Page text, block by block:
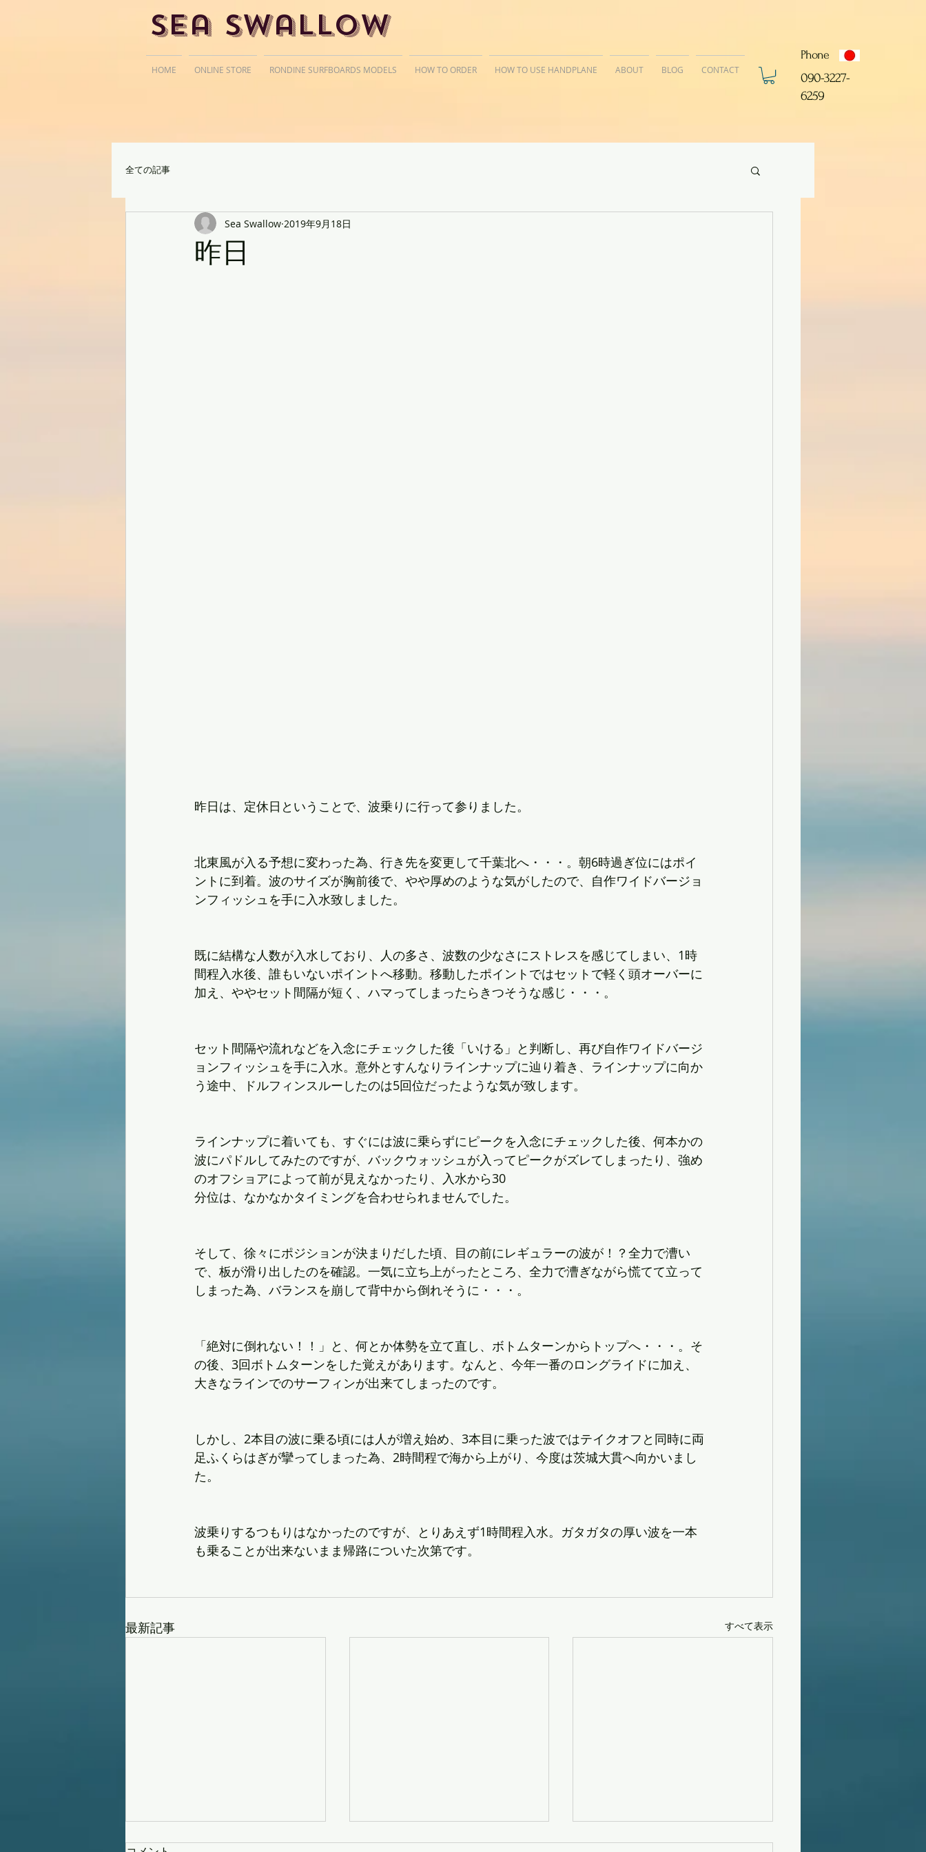
Sea Swallow
​090-3227-
6259
Phone
全ての記事
昨日
Sea Swallow 2019年9月18日
昨日は、定休日ということで、波乗りに行って参りました。
北東風が入る予想に変わった為、行き先を変更して千葉北へ・・・。朝6時過ぎ位にはポイ
ントに到着。波のサイズが胸前後で、やや厚めのような気がしたので、自作ワイドバージョ
ンフィッシュを手に入水致しました。
既に結構な人数が入水しており、人の多さ、波数の少なさにストレスを感じてしまい、1時
間程入水後、誰もいないポイントへ移動。移動したポイントではセットで軽く頭オーバーに
加え、ややセット間隔が短く、ハマってしまったらきつそうな感じ・・・。
セット間隔や流れなどを入念にチェックした後「いける」と判断し、再び自作ワイドバージ
ョンフィッシュを手に入水。意外とすんなりラインナップに辿り着き、ラインナップに向か
う途中、ドルフィンスルーしたのは5回位だったような気が致します。
ラインナップに着いても、すぐには波に乗らずにピークを入念にチェックした後、何本かの
波にパドルしてみたのですが、バックウォッシュが入ってピークがズレてしまったり、強め
のオフショアによって前が見えなかったり、入水から30
分位は、なかなかタイミングを合わせられませんでした。
そして、徐々にポジションが決まりだした頃、目の前にレギュラーの波が！？全力で漕い
で、板が滑り出したのを確認。一気に立ち上がったところ、全力で漕ぎながら慌てて立って
しまった為、バランスを崩して背中から倒れそうに・・・。
「絶対に倒れない！！」と、何とか体勢を立て直し、ボトムターンからトップへ・・・。そ
の後、3回ボトムターンをした覚えがあります。なんと、今年一番のロングライドに加え、
大きなラインでのサーフィンが出来てしまったのです。
しかし、2本目の波に乗る頃には人が増え始め、3本目に乗った波ではテイクオフと同時に両
足ふくらはぎが攣ってしまった為、2時間程で海から上がり、今度は茨城大貫へ向かいまし
た。
波乗りするつもりはなかったのですが、とりあえず1時間程入水。ガタガタの厚い波を一本
も乗ることが出来ないまま帰路についた次第です。
最新記事 すべて表示
HOME ONLINE STORE RONDINE SURFBOARDS MODELS HOW TO ORDER HOW TO USE HANDPLANE ABOUT BLOG CONTACT